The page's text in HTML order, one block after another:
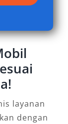
fasilitas
lokasi
layanan
dengan